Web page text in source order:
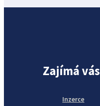
Zajímá vás
Inzerce